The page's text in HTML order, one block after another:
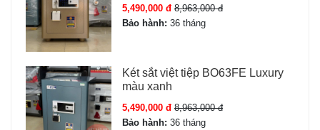
5,490,000 đ 8,963,000 đ
Bảo hành: 36 tháng
Két sắt việt tiệp BO63FE Luxury
màu xanh
5,490,000 đ 8,963,000 đ
Bảo hành: 36 tháng